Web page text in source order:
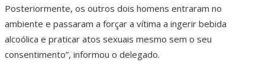
Posteriormente, os outros dois homens entraram no
ambiente e passaram a forçar a vítima a ingerir bebida
alcoólica e praticar atos sexuais mesmo sem o seu
consentimento”, informou o delegado.